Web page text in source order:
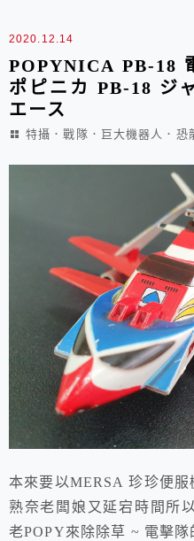
2020.12.14
POPYNICA PB-18
ポピニカ PB-18 ジ
エース
特攝．戰隊．巨大機器人．恐
本來要以MERSA 珍珍便
熟奈老闆娘又延宕時間所
老POPY來除除草 ~ 電擊